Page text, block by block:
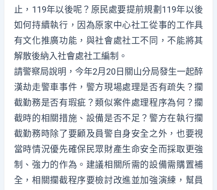
止，119年以後呢？原民處要提前規劃119年以後
如何持續執行，因為原家中心社工從事的工作具
有文化推廣功能，與社會處社工不同，不能將其
解散後納入社會處社工編制。
請警察局說明，今年2月20日關山分局發生一起醉
漢劫走警車事件，警方現場處理是否有疏失？攔
截勤務是否有瑕疵？類似案件處理程序為何？攔
截時的相關措施、設備是否不足？警方在執行攔
截勤務時除了要顧及員警自身安全之外，也要視
當時情況優先確保民眾財產生命安全而採取更強
制、強力的作為。建議相關所需的設備需購置補
全，相關攔截程序要檢討改進並加強演練，幫員